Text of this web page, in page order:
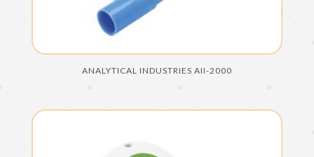
ANALYTICAL INDUSTRIES AII-2000